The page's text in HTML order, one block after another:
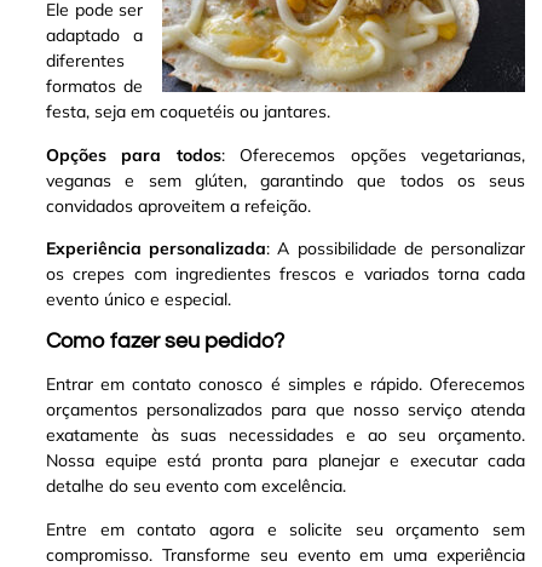
Ele pode ser
adaptado a
diferentes
formatos de
festa, seja em coquetéis ou jantares.
Opções para todos: Oferecemos opções vegetarianas,
veganas e sem glúten, garantindo que todos os seus
convidados aproveitem a refeição.
Experiência personalizada: A possibilidade de personalizar
os crepes com ingredientes frescos e variados torna cada
evento único e especial.
Como fazer seu pedido?
Entrar em contato conosco é simples e rápido. Oferecemos
orçamentos personalizados para que nosso serviço atenda
exatamente às suas necessidades e ao seu orçamento.
Nossa equipe está pronta para planejar e executar cada
detalhe do seu evento com excelência.
Entre em contato agora e solicite seu orçamento sem
compromisso. Transforme seu evento em uma experiência